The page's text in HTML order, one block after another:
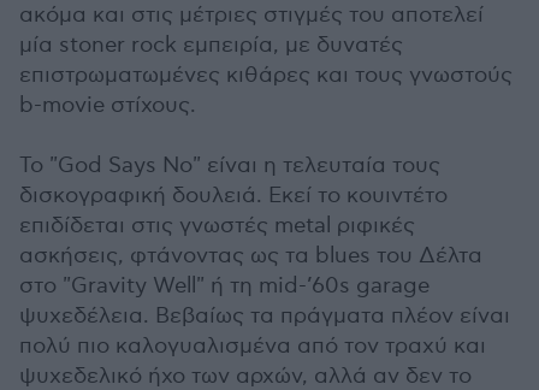
ακόμα και στις μέτριες στιγμές του αποτελεί
μία stoner rock εμπειρία, με δυνατές
επιστρωματωμένες κιθάρες και τους γνωστούς
b-movie στίχους.
Το "God Says No" είναι η τελευταία τους
δισκογραφική δουλειά. Εκεί το κουιντέτο
επιδίδεται στις γνωστές metal ριφικές
ασκήσεις, φτάνοντας ως τα blues του Δέλτα
στο "Gravity Well" ή τη mid-’60s garage
ψυχεδέλεια. Βεβαίως τα πράγματα πλέον είναι
πολύ πιο καλογυαλισμένα από τον τραχύ και
ψυχεδελικό ήχο των αρχών, αλλά αν δεν το